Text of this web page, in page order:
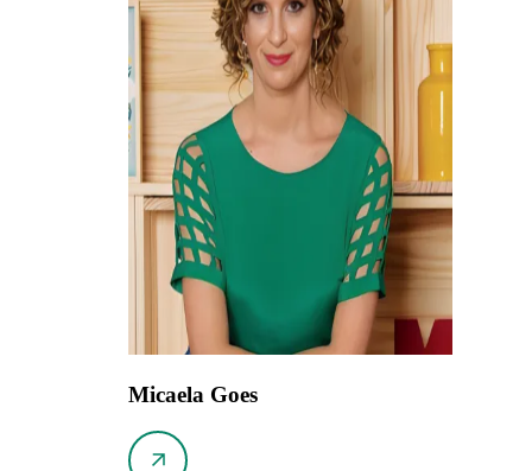
Micaela Goes